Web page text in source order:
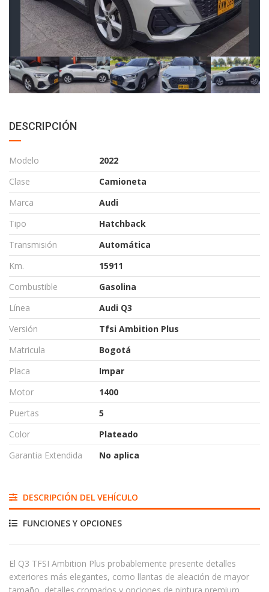
DESCRIPCIÓN
Modelo
2022
Clase
Camioneta
Marca
Audi
Tipo
Hatchback
Transmisión
Automática
Km.
15911
Combustible
Gasolina
Línea
Audi Q3
Versión
Tfsi Ambition Plus
Matricula
Bogotá
Placa
Impar
Motor
1400
Puertas
5
Color
Plateado
Garantia Extendida
No aplica
DESCRIPCIÓN DEL VEHÍCULO
FUNCIONES Y OPCIONES
El Q3 TFSI Ambition Plus probablemente presente detalles
exteriores más elegantes, como llantas de aleación de mayor